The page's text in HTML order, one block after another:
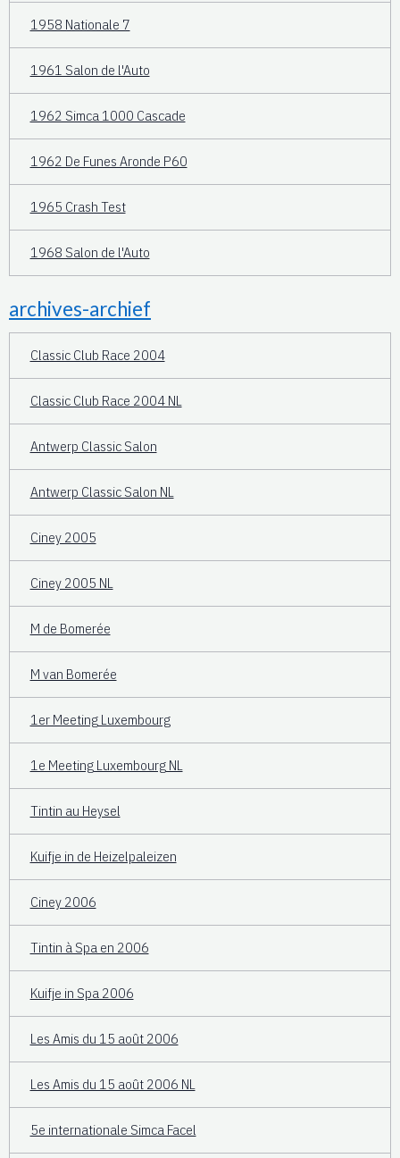
1958 Nationale 7
1961 Salon de l'Auto
1962 Simca 1000 Cascade
1962 De Funes Aronde P60
1965 Crash Test
1968 Salon de l'Auto
archives-archief
Classic Club Race 2004
Classic Club Race 2004 NL
Antwerp Classic Salon
Antwerp Classic Salon NL
Ciney 2005
Ciney 2005 NL
M de Bomerée
M van Bomerée
1er Meeting Luxembourg
1e Meeting Luxembourg NL
Tintin au Heysel
Kuifje in de Heizelpaleizen
Ciney 2006
Tintin à Spa en 2006
Kuifje in Spa 2006
Les Amis du 15 août 2006
Les Amis du 15 août 2006 NL
5e internationale Simca Facel